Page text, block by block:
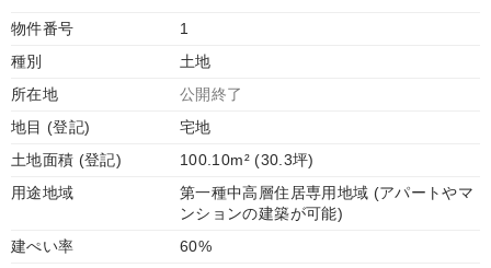
物件番号
1
種別
土地
所在地
公開終了
地目 (登記)
宅地
土地面積 (登記)
100.10m² (30.3坪)
用途地域
第一種中高層住居専用地域 (アパートやマ
ンションの建築が可能)
建ぺい率
60%